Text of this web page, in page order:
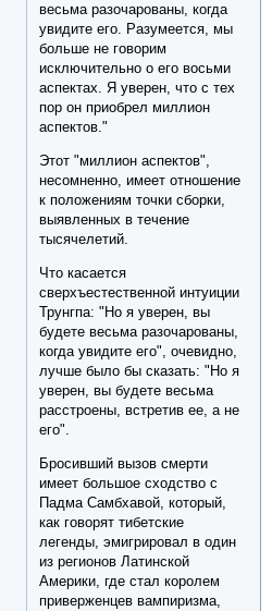
весьма разочарованы, когда
увидите его. Разумеется, мы
больше не говорим
исключительно о его восьми
аспектах. Я уверен, что с тех
пор он приобрел миллион
аспектов."
Этот "миллион аспектов",
несомненно, имеет отношение
к положениям точки сборки,
выявленных в течение
тысячелетий.
Что касается
сверхъестественной интуиции
Трунгпа: "Но я уверен, вы
будете весьма разочарованы,
когда увидите его", очевидно,
лучше было бы сказать: "Но я
уверен, вы будете весьма
расстроены, встретив ее, а не
его".
Бросивший вызов смерти
имеет большое сходство с
Падма Самбхавой, который,
как говорят тибетские
легенды, эмигрировал в один
из регионов Латинской
Америки, где стал королем
приверженцев вампиризма,